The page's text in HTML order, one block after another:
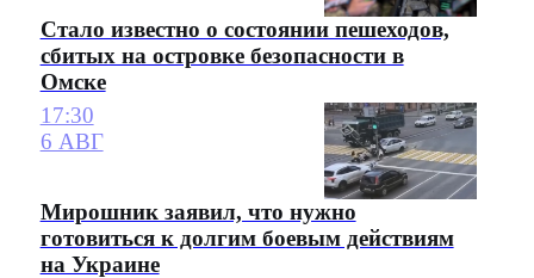
Стало известно о состоянии пешеходов,
сбитых на островке безопасности в
Омске
17:30
6 АВГ
Мирошник заявил, что нужно
готовиться к долгим боевым действиям
на Украине